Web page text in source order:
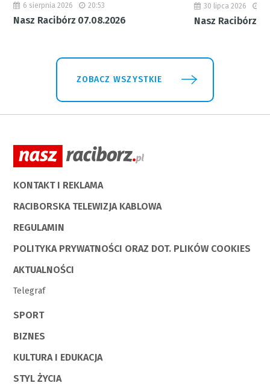
6 sierpnia 2026 20:53
Nasz Racibórz 07.08.2026
30 lipca 2026
Nasz Racibórz
ZOBACZ WSZYSTKIE
KONTAKT I REKLAMA
RACIBORSKA TELEWIZJA KABLOWA
REGULAMIN
POLITYKA PRYWATNOŚCI ORAZ DOT. PLIKÓW COOKIES
AKTUALNOŚCI
Telegraf
SPORT
BIZNES
KULTURA I EDUKACJA
STYL ŻYCIA